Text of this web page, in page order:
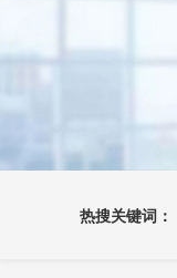
热搜关键词：